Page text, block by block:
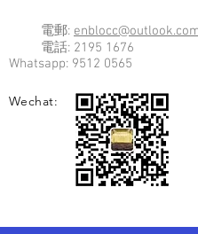
電郵:
電話: 2195 1676
Whatsapp: 9512 0565
Wechat: